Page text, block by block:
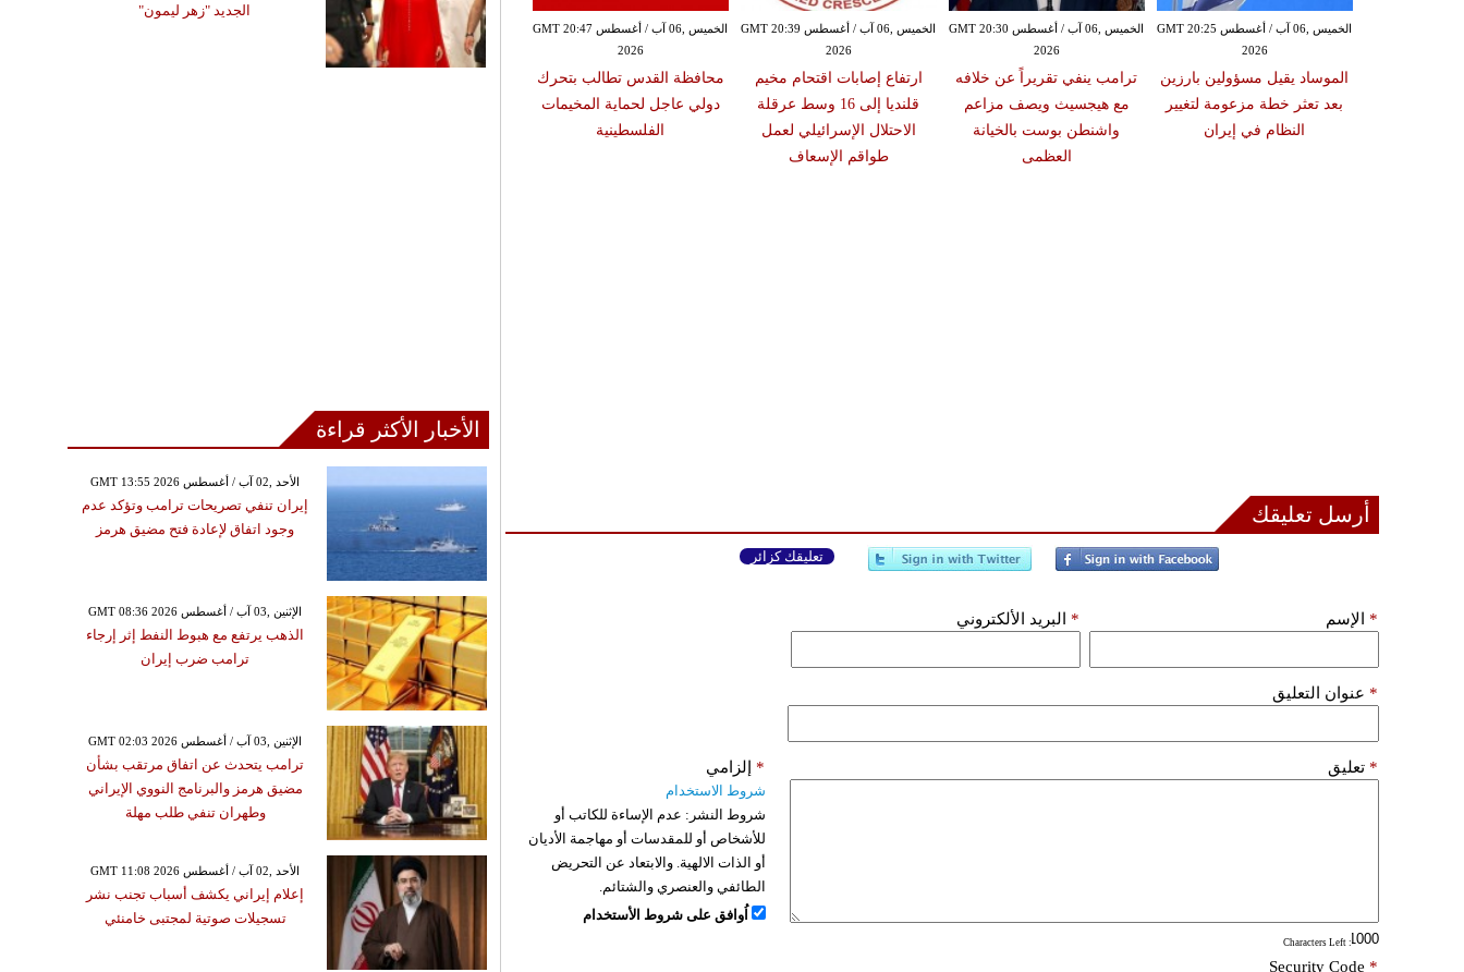
الخميس ,06 آب / أغسطس GMT 20:47
2026
محافظة القدس تطالب بتحرك
دولي عاجل لحماية المخيمات
الفلسطينية
الخميس ,06 آب / أغسطس GMT 20:39
2026
ارتفاع إصابات اقتحام مخيم
قلنديا إلى 16 وسط عرقلة
الاحتلال الإسرائيلي لعمل
طواقم الإسعاف
الخميس ,06 آب / أغسطس GMT 20:30
2026
ترامب ينفي تقريراً عن خلافه
مع هيجسيث ويصف مزاعم
واشنطن بوست بالخيانة
العظمى
الخميس ,06 آب / أغسطس GMT 20:25
2026
الموساد يقيل مسؤولين بارزين
بعد تعثر خطة مزعومة لتغيير
النظام في إيران
أرسل تعليقك
تعليقك كزائر
الإسم * البريد الألكتروني *
عنوان التعليق *
تعليق *
: Characters Left
إلزامي *
شروط الاستخدام
شروط النشر: عدم الإساءة للكاتب أو
للأشخاص أو للمقدسات أو مهاجمة الأديان
أو الذات الالهية. والابتعاد عن التحريض
الطائفي والعنصري والشتائم.
اُوافق على شروط الأستخدام
Security Code *
الجديد "زهر ليمون"
الأخبار الأكثر قراءة
GMT 13:55 2026 الأحد ,02 آب / أغسطس
إيران تنفي تصريحات ترامب وتؤكد عدم
وجود اتفاق لإعادة فتح مضيق هرمز
GMT 08:36 2026 الإثنين ,03 آب / أغسطس
الذهب يرتفع مع هبوط النفط إثر إرجاء
ترامب ضرب إيران
GMT 02:03 2026 الإثنين ,03 آب / أغسطس
ترامب يتحدث عن اتفاق مرتقب بشأن
مضيق هرمز والبرنامج النووي الإيراني
وطهران تنفي طلب مهلة
GMT 11:08 2026 الأحد ,02 آب / أغسطس
إعلام إيراني يكشف أسباب تجنب نشر
تسجيلات صوتية لمجتبى خامنئي